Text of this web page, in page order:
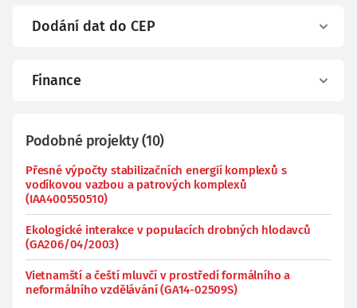
Dodání dat do CEP
Finance
Podobné projekty(10)
Přesné výpočty stabilizačních energií komplexů s
vodíkovou vazbou a patrových komplexů
(IAA400550510)
Ekologické interakce v populacích drobných hlodavců
(GA206/04/2003)
Vietnamští a čeští mluvčí v prostředí formálního a
neformálního vzdělávání (GA14-02509S)